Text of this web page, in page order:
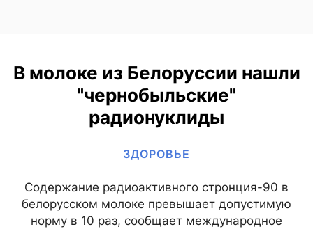
В молоке из Белоруссии нашли
"чернобыльские"
радионуклиды
ЗДОРОВЬЕ
Содержание радиоактивного стронция-90 в
белорусском молоке превышает допустимую
норму в 10 раз, сообщает международное